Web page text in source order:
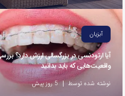
این
صفحه
دوستان
خود
آبزیان
آیا ارتودنسی در بزرگسالی ارزش دارد؟
واقعیت‌هایی که باید بدانید
نوشته شده توسط 5 روز پیش